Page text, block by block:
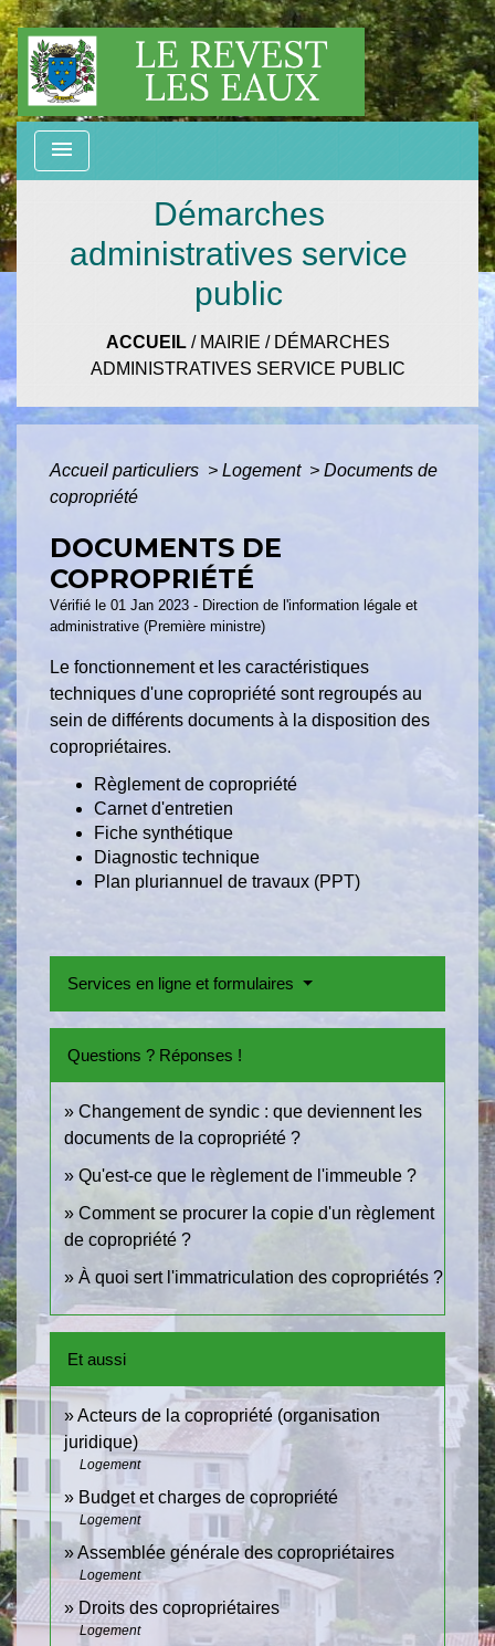
menu
Démarches
administratives service
public
ACCUEIL/ MAIRIE / DÉMARCHES
ADMINISTRATIVES SERVICE PUBLIC
Accueil particuliers > Logement > Documents de
copropriété
DOCUMENTS DE
COPROPRIÉTÉ
Vérifié le 01 Jan 2023 - Direction de l'information légale et
administrative (Première ministre)
Le fonctionnement et les caractéristiques
techniques d'une copropriété sont regroupés au
sein de différents documents à la disposition des
copropriétaires.
Règlement de copropriété
Carnet d'entretien
Fiche synthétique
Diagnostic technique
Plan pluriannuel de travaux (PPT)
Services en ligne et formulaires
Questions ? Réponses !
Changement de syndic : que deviennent les
documents de la copropriété ?
Qu'est-ce que le règlement de l'immeuble ?
Comment se procurer la copie d'un règlement
de copropriété ?
À quoi sert l'immatriculation des copropriétés ?
Et aussi
Acteurs de la copropriété (organisation
juridique)
Logement
Budget et charges de copropriété
Logement
Assemblée générale des copropriétaires
Logement
Droits des copropriétaires
Logement